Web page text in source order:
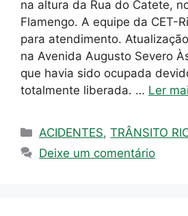
na altura da Rua do Catete,
Flamengo. A equipe da CET-
para atendimento.
na Avenida Augusto Severo
que havia sido ocupada
totalmente liberada. … Ler
Categorias
ACIDENTES,TRÂNSITO
Deixe um comentário